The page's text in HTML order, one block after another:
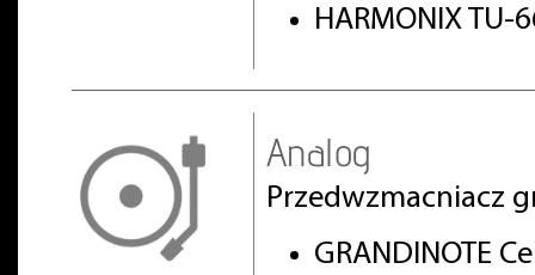
HARMONIX
Analog
Przedwzmacniacz
GRANDINOTE